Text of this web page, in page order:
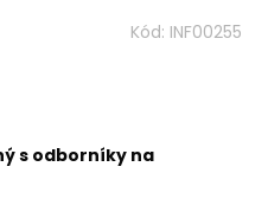
Kód: INF00255
s odborníky na